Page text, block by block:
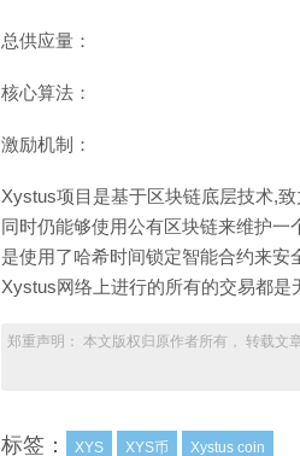
总供应量：
核心算法：
激励机制：
Xystus项目是基于区块链底层技术,
同时仍能够使用公有区块链来维护
是使用了哈希时间锁定智能合约来安
Xystus网络上进行的所有的交易都是
郑重声明： 本文版权归原作者所有， 转载文
标签： XYS XYS币 Xystus coin